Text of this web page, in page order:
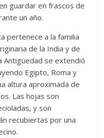
guardar en frascos de
un año.
pertenece a la familia
de la India y de
Antigüedad se extendió
Egipto, Roma y
altura aproximada de
Las hojas son
y son
recubiertas por una